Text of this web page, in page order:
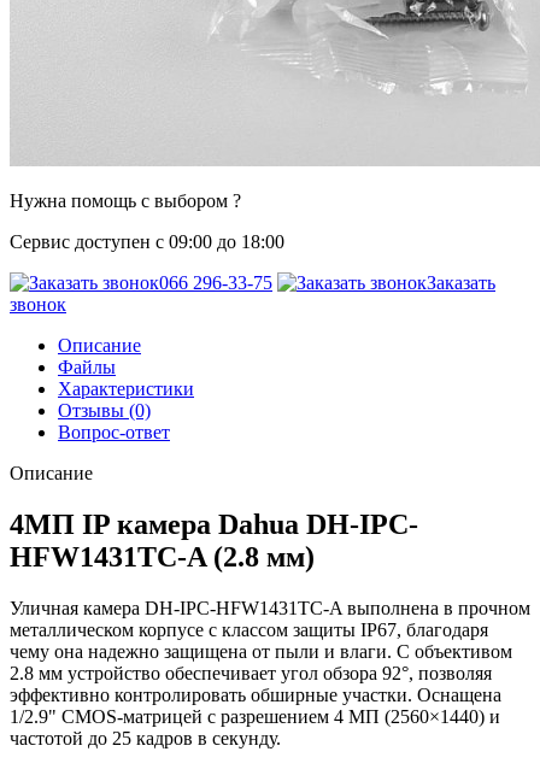
Нужна помощь с выбором ?
Сервис доступен с 09:00 до 18:00
066 296-33-75
Заказать
звонок
Описание
Файлы
Характеристики
Отзывы (0)
Вопрос-ответ
Описание
4МП IP камера Dahua DH-IPC-
HFW1431TC-A (2.8 мм)
Уличная камера DH-IPC-HFW1431TC-A выполнена в прочном
металлическом корпусе с классом защиты IP67, благодаря
чему она надежно защищена от пыли и влаги. С объективом
2.8 мм устройство обеспечивает угол обзора 92°, позволяя
эффективно контролировать обширные участки. Оснащена
1/2.9" CMOS-матрицей с разрешением 4 МП (2560×1440) и
частотой до 25 кадров в секунду.